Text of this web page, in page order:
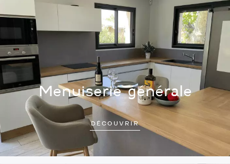
Menuiserie générale
DÉCOUVRIR